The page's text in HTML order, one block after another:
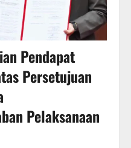
Pendapat
Persetujuan
Pelaksanaan